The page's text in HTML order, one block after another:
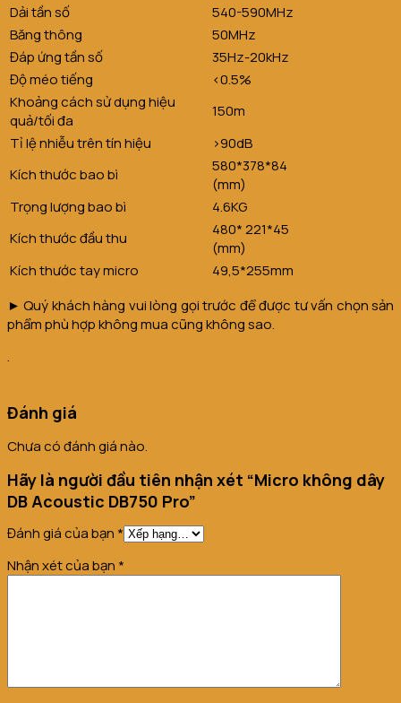
Dải tần số
540-590MHz
Băng thông
50MHz
Đáp ứng tần số
35Hz-20kHz
Độ méo tiếng
<0.5%
Khoảng cách sử dụng hiệu
quả/tối đa
150m
Tỉ lệ nhiễu trên tín hiệu
>90dB
Kích thước bao bì
580*378*84
(mm)
Trọng lượng bao bì
4.6KG
Kích thước đầu thu
480* 221*45
(mm)
Kích thước tay micro
49,5*255mm
► Quý khách hàng vui lòng gọi trước để được tư vấn chọn sản
phẩm phù hợp không mua cũng không sao.
.
Đánh giá
Chưa có đánh giá nào.
Hãy là người đầu tiên nhận xét “Micro không dây
DB Acoustic DB750 Pro”
Đánh giá của bạn *
Nhận xét của bạn *